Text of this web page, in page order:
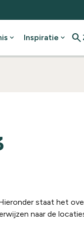
expand_more Inspiratie expand_more search
staat het
naar de